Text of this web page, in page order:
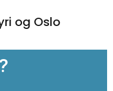
og Oslo